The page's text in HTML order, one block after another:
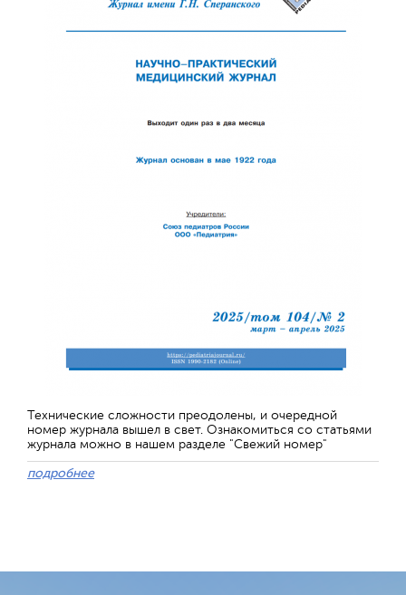
Технические сложности преодолены, и очередной
номер журнала вышел в свет. Ознакомиться со статьями
журнала можно в нашем разделе "Свежий номер"
подробнее